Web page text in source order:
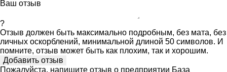
Ваш отзыв
?
Отзыв должен быть максимально подробным, без мата, без
личных оскорблений, минимальной длиной 50 символов. И
помните, отзыв может быть как плохим, так и хорошим.
Пожалуйста, напишите отзыв о предприятии База